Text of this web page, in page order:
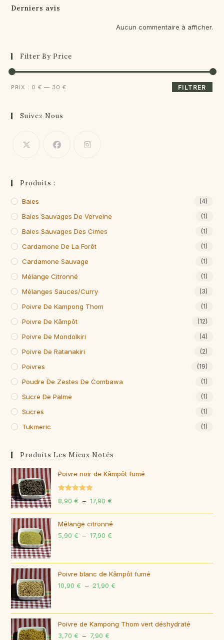
Derniers avis
Aucun commentaire à afficher.
Filter By Price
Prix
Prix
FILTRER
PRIX : 0 € — 30 €
Suivez Nous
Produits :
Baies (4)
Baies Sauvages De Verveine (1)
Baies Sauvages Des Cimes (1)
Cardamone De La Forêt (1)
Cardamone Sauvage (1)
Mélange Citronné (1)
Mélanges Sauces/curry (3)
Poivre De Kampong Thom (1)
Poivre De Kâmpôt (12)
Poivre De Mondolkiri (4)
Poivre De Ratanakiri (2)
Poivres (19)
Poudre De Zestes De Combawa (1)
Sucre De Palme (1)
Sucres (1)
Tukmeric (1)
Produits Les Mieux Notés
Poivre noir de Kâmpôt fumé
8,90€ – 17,90€
de
prix :
17,90 €
Mélange citronné
5,90€ – 17,90€
5,90 €
à
Poivre blanc de Kâmpôt fumé
10,90€ – 21,90€
10,90 €
Poivre de Kampong Thom vert déshydraté
3,70€ – 7,90€